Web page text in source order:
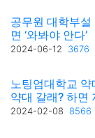
공무원 대학부
면 ‘와봐야 안다’
2024-06-12 3676
노팅엄대학교
약대 갈래? 하면
2024-02-08 8566